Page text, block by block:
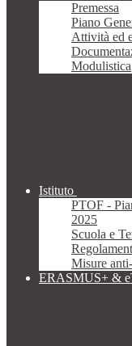
Premessa
Piano
Attività ed
Modulistica
Istituto
PTOF -
2025
Scuola e
Misure
ERASMUS+ &